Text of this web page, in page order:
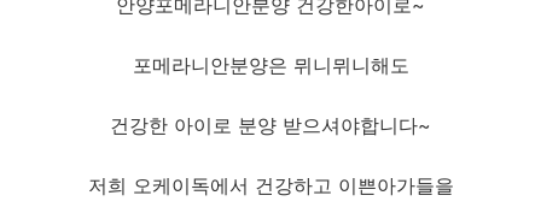
안양포메라니안분양 건강한아이로~
포메라니안분양은 뮈니뮈니해도
건강한 아이로 분양 받으셔야합니다~
저희 오케이독에서 건강하고 이쁜아가들을